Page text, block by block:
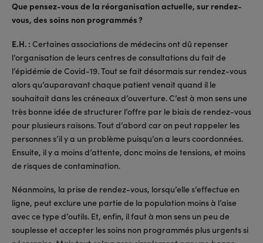
Que pensez-vous de la réorganisation actuelle, sur rendez-
vous, des soins non programmés ?
E.H. : Certaines associations de médecins ont dû repenser
l’organisation de leurs centres de consultations du fait de
l’épidémie de Covid-19. Tout se fait désormais sur rendez-vous
alors qu’auparavant chaque patient venait quand il le
souhaitait dans les créneaux d’ouverture. C’est à mon sens une
très bonne idée de structurer l’offre par le biais de rendez-vous
pour plusieurs raisons. Tout d’abord car on peut rappeler les
personnes s’il y a un problème puisqu’on a leurs coordonnées.
Ensuite, il y a moins d’attente, donc moins de tensions, et moins
de risques de contamination.
Néanmoins, la prise de rendez-vous, lorsqu’elle s’effectue en
ligne, peut exclure une partie de la population moins à l’aise
avec ce type d’outils. Et, enfin, il faut à mon sens un peu de
souplesse et accepter les soins non programmés plus urgents si